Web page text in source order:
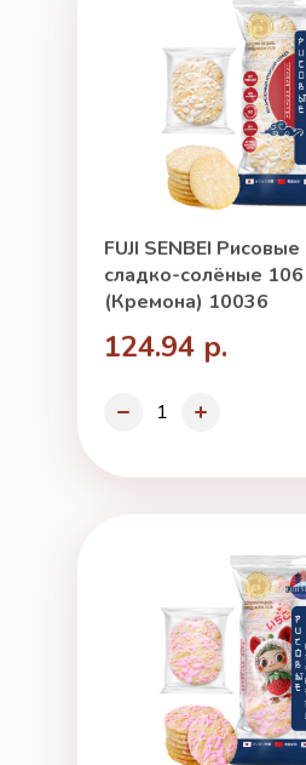
FUJI SENBEI
сладко-солёные
(Кремона) 10036
124.94 р.